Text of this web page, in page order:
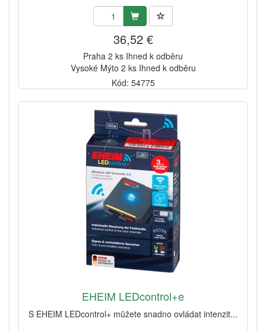
36,52 €
Praha 2 ks Ihned k odběru
Vysoké Mýto 2 ks Ihned k odběru
Kód: 54775
EHEIM LEDcontrol+e
S EHEIM LEDcontrol+ můžete snadno ovládat intenzit...